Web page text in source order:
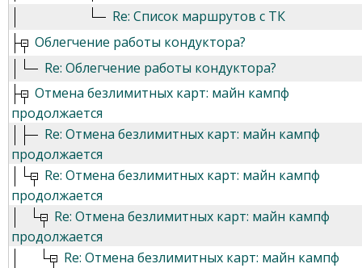
Re: Список маршрутов с ТК
Облегчение работы кондуктора?
Re: Облегчение работы кондуктора?
Отмена безлимитных карт: майн кампф
продолжается
Re: Отмена безлимитных карт: майн кампф
продолжается
Re: Отмена безлимитных карт: майн кампф
продолжается
Re: Отмена безлимитных карт: майн кампф
продолжается
Re: Отмена безлимитных карт: майн кампф